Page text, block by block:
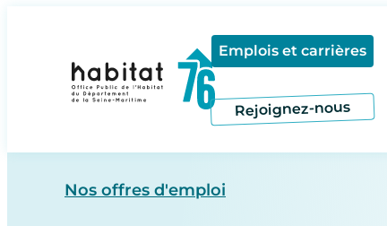
Emplois et carrières
Rejoignez-nous
Nos offres d'emploi